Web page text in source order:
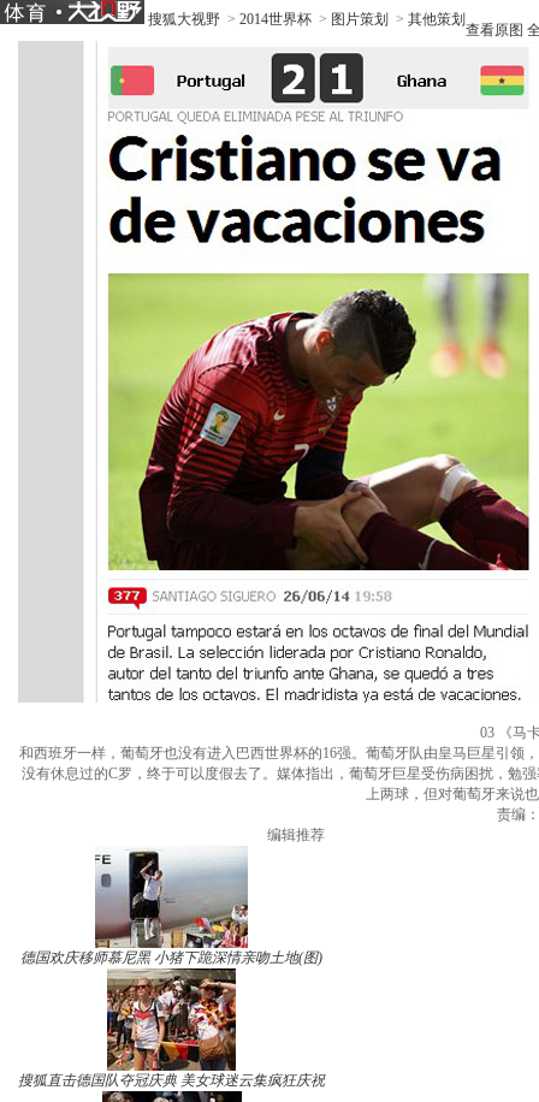
搜狐大视野 > 2014世界杯 > 图片策划 > 其他策划
查看原图
03 《马
和西班牙一样，葡萄牙也没有进入巴西世界杯的16强。葡萄牙队由皇马巨星引
没有休息过的C罗，终于可以度假去了。媒体指出，葡萄牙巨星受伤病困扰，勉
上两球，但对葡萄牙来说
责编
编辑推荐
德国欢庆移师慕尼黑 小猪下跪深情亲吻土地(图)
搜狐直击德国队夺冠庆典 美女球迷云集疯狂庆祝